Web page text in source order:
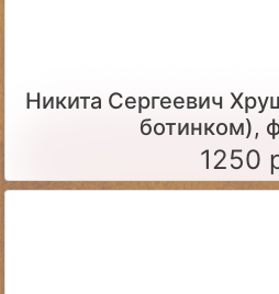
Никита Сергеевич
ботинком),
1250